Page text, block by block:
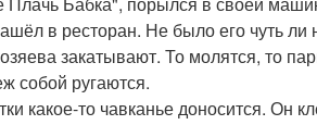
в ресторан. Не было его чуть ли
закатывают. То молятся, то
собой ругаются.
какое-то чавканье доносится. Он